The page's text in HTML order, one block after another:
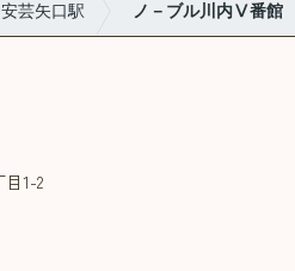
安芸矢口駅 ノ－ブル川内Ⅴ番館
1-2